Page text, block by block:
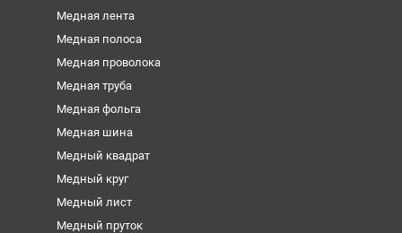
Медная лента
Медная полоса
Медная проволока
Медная труба
Медная фольга
Медная шина
Медный квадрат
Медный круг
Медный лист
Медный пруток